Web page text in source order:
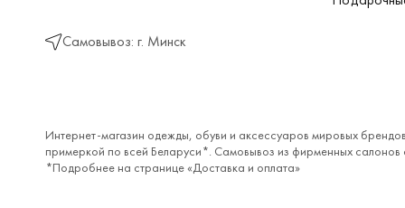
Самовывоз: г. Минск
Интернет-магазин одежды, обуви и аксессуаров мировых
примеркой по всей Беларуси*. Самовывоз из фирменных салонов
*Подробнее на странице «Доставка и оплата»